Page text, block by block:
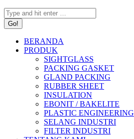
Search:
BERANDA
PRODUK
SIGHTGLASS
PACKING GASKET
GLAND PACKING
RUBBER SHEET
INSULATION
EBONIT / BAKELITE
PLASTIC ENGINEERING
SELANG INDUSTRI
FILTER INDUSTRI